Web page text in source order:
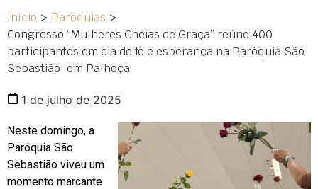
Início > Paróquias >
Congresso “Mulheres Cheias de Graça” reúne 400
participantes em dia de fé e esperança na Paróquia São
Sebastião, em Palhoça
1 de julho de 2025
Neste domingo, a
Paróquia São
Sebastião viveu um
momento marcante